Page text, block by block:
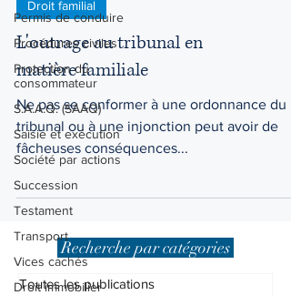
Permis de conduire
Procédures civiles
Protection du
consommateur
S.A.A.Q. (SAAQ)
Saisie et exécution
Société par actions
Succession
Testament
Transport
Vices cachés
Droit immobilier
Droit familial
L'outrage au tribunal en
matière familiale
Ne pas se conformer à une ordonnance du
tribunal ou à une injonction peut avoir de
fâcheuses conséquences...
Recherche par catégories